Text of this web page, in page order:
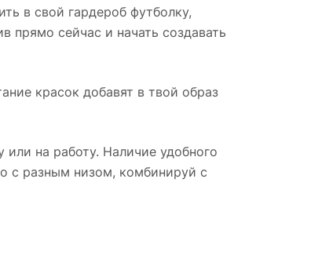
в свой гардероб футболку,
прямо сейчас и начать создавать
красок добавят в твой образ
на работу. Наличие удобного
с разным низом, комбинируй с